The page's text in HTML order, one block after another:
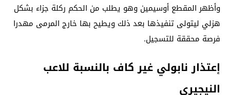
وأظهر المقطع أوسيمين وهو يطلب من الحكم ركلة جزاء بشكل
هزلي ليتولى تنفيذها بعد ذلك ويطيح بها خارج المرمى مهدرا
فرصة محققة للتسجيل.
إعتذار نابولي غير كاف بالنسبة للاعب
النيجيري